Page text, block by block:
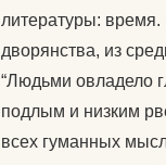
литературы: время.
дворянства, из
“Людьми овладело
подлым и низким
всех гуманных